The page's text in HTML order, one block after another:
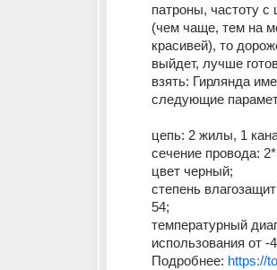
патроны, частоту с
(чем чаще, тем на
красивей), то
выйдет, лучше
взять: Гирлянда
следующие
цепь: 2 жилы, 1
сечение провода:
цвет черный;
степень
54;
температурный
использования от
Подробнее: https://